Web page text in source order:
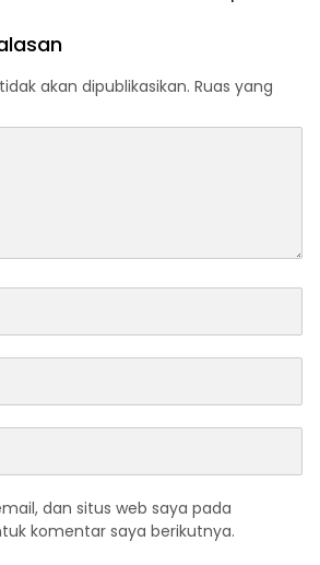
akan dipublikasikan. Ruas yang
dan situs web saya pada
komentar saya berikutnya.